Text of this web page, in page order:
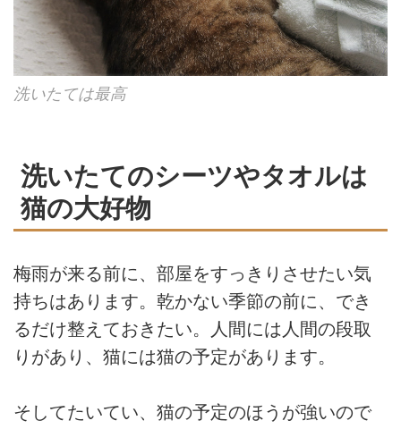
洗いたては最高
洗いたてのシーツやタオルは
猫の大好物
梅雨が来る前に、部屋をすっきりさせたい気
持ちはあります。乾かない季節の前に、でき
るだけ整えておきたい。人間には人間の段取
りがあり、猫には猫の予定があります。
そしてたいてい、猫の予定のほうが強いので